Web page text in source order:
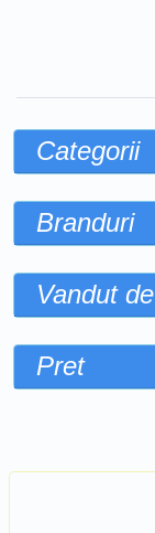
Categorii
Branduri
Vandut de
Pret